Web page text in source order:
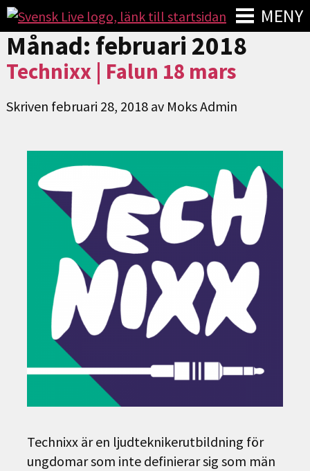
MENY
Månad: februari 2018
Technixx | Falun 18 mars
Skriven februari 28, 2018 av Moks Admin
Technixx är en ljudteknikerutbildning för
ungdomar som inte definierar sig som män